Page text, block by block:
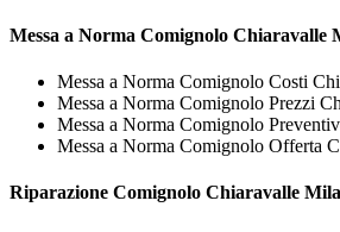
Messa a Norma Comignolo Chiaravalle
Messa a Norma Comignolo Costi
Messa a Norma Comignolo Prezzi
Messa a Norma Comignolo
Messa a Norma Comignolo Offerta
Riparazione Comignolo Chiaravalle